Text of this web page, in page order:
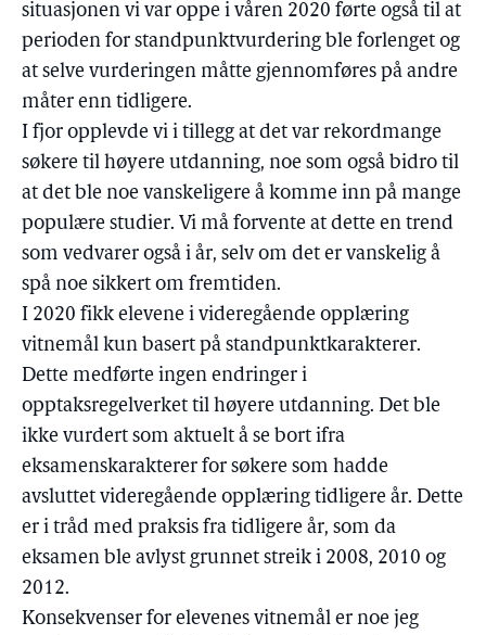
situasjonen vi var oppe i våren 2020 førte også til at
perioden for standpunktvurdering ble forlenget og
at selve vurderingen måtte gjennomføres på andre
måter enn tidligere.
I fjor opplevde vi i tillegg at det var rekordmange
søkere til høyere utdanning, noe som også bidro til
at det ble noe vanskeligere å komme inn på mange
populære studier. Vi må forvente at dette en trend
som vedvarer også i år, selv om det er vanskelig å
spå noe sikkert om fremtiden.
I 2020 fikk elevene i videregående opplæring
vitnemål kun basert på standpunktkarakterer.
Dette medførte ingen endringer i
opptaksregelverket til høyere utdanning. Det ble
ikke vurdert som aktuelt å se bort ifra
eksamenskarakterer for søkere som hadde
avsluttet videregående opplæring tidligere år. Dette
er i tråd med praksis fra tidligere år, som da
eksamen ble avlyst grunnet streik i 2008, 2010 og
2012.
Konsekvenser for elevenes vitnemål er noe jeg